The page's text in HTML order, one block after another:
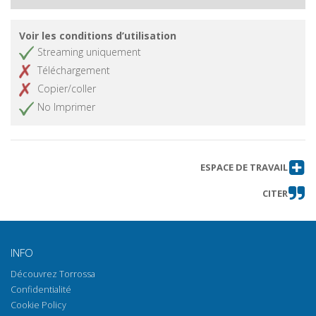
Roma (Note a Quint. "Inst. or." 3, 1,
Apollonio Rodio e le Muse
"hypophetores"
"Éba róon". Una nota esegetica al
"Tirsi" teocriteo
La materia del poeta (Plutarco, "Vita
Voir les conditions d’utilisation
Streaming uniquement
Téléchargement
Copier/coller
No Imprimer
ESPACE DE TRAVAIL
CITER
INFO
Découvrez Torrossa
Confidentialité
Cookie Policy